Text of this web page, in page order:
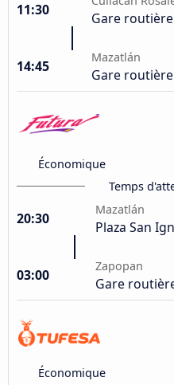
11:30 Gare
14:45
Mazatlán
Gare routière
Économique
Temps
20:30
Mazatlán
Plaza San
03:00
Zapopan
Gare
Économique